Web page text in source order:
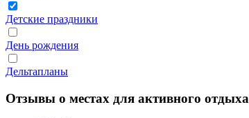
Детские праздники
День рождения
Дельтапланы
Отзывы о местах для активного отдыха